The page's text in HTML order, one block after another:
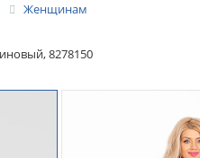
Женщинам
8278150